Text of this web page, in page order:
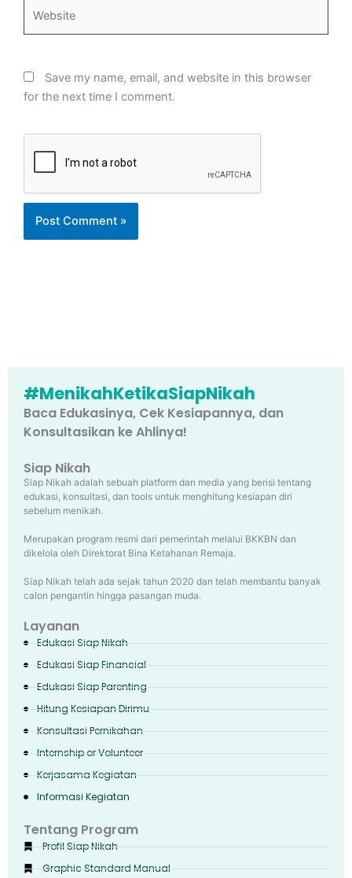
Save my name, email, and website in this browser
for the next time I comment.
#MenikahKetikaSiapNikah
Baca Edukasinya, Cek Kesiapannya, dan
Konsultasikan ke Ahlinya!
Siap Nikah
Siap Nikah adalah sebuah platform dan media yang berisi tentang
edukasi, konsultasi, dan tools untuk menghitung kesiapan diri
sebelum menikah.
Merupakan program resmi dari pemerintah melalui BKKBN dan
dikelola oleh Direktorat Bina Ketahanan Remaja.
Siap Nikah telah ada sejak tahun 2020 dan telah membantu banyak
calon pengantin hingga pasangan muda.
Layanan
Edukasi Siap Nikah
Edukasi Siap Financial
Edukasi Siap Parenting
Hitung Kesiapan Dirimu
Konsultasi Pernikahan
Internship or Volunteer
Kerjasama Kegiatan
Informasi Kegiatan
Tentang Program
Profil Siap Nikah
Graphic Standard Manual